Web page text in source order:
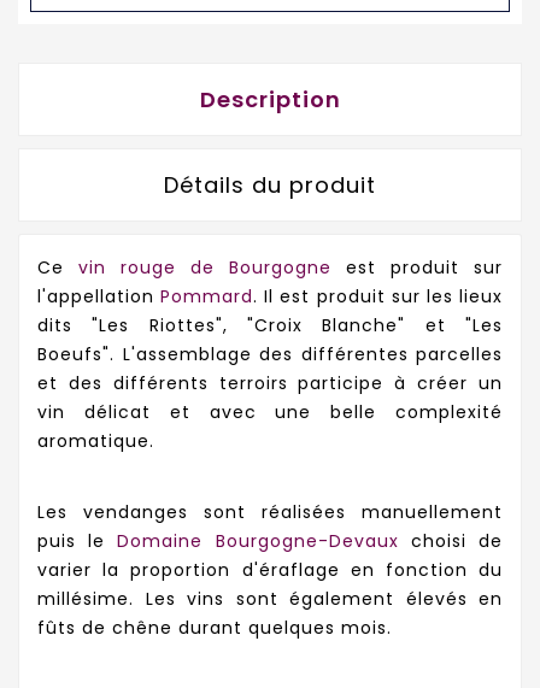
Description
Détails du produit
Ce vin rouge de Bourgogne est produit sur
l'appellationPommard. Il est produit sur les lieux
dits "Les Riottes", "Croix Blanche" et "Les
Boeufs". L'assemblage des différentes parcelles
et des différents terroirs participe à créer un
vin délicat et avec une belle complexité
aromatique.
Les vendanges sont réalisées manuellement
puis leDomaine Bourgogne-Devaux choisi de
varier la proportion d'éraflage en fonction du
millésime. Les vins sont également élevés en
fûts de chêne durant quelques mois.